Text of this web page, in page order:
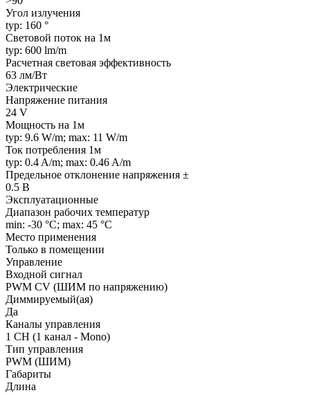
Угол излучения
typ: 160 °
Световой поток на 1м
typ: 600 lm/m
Расчетная световая эффективность
63 лм/Вт
Электрические
Напряжение питания
24 V
Мощность на 1м
typ: 9.6 W/m; max: 11 W/m
Ток потребления 1м
typ: 0.4 A/m; max: 0.46 A/m
Предельное отклонение напряжения ±
0.5 В
Эксплуатационные
Диапазон рабочих температур
min: -30 °C; max: 45 °C
Место применения
Только в помещении
Управление
Входной сигнал
PWM СV (ШИМ по напряжению)
Диммируемый(ая)
Да
Каналы управления
1 CH (1 канал - Mono)
Тип управления
PWM (ШИМ)
Габариты
Длина